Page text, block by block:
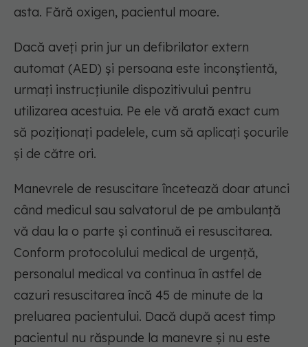
asta. Fără oxigen, pacientul moare.
Dacă aveți prin jur un defibrilator extern
automat (AED) și persoana este inconștientă,
urmați instrucțiunile dispozitivului pentru
utilizarea acestuia. Pe ele vă arată exact cum
să poziționați padelele, cum să aplicați șocurile
și de către ori.
Manevrele de resuscitare încetează doar atunci
când medicul sau salvatorul de pe ambulanță
vă dau la o parte și continuă ei resuscitarea.
Conform protocolului medical de urgență,
personalul medical va continua în astfel de
cazuri resuscitarea încă 45 de minute de la
preluarea pacientului. Dacă după acest timp
pacientul nu răspunde la manevre și nu este